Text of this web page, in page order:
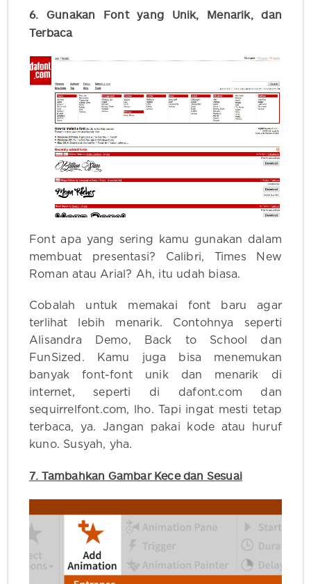
6. Gunakan Font yang Unik, Menarik, dan
Terbaca
Font apa yang sering kamu gunakan dalam
membuat presentasi? Calibri, Times New
Roman atau Arial? Ah, itu udah biasa.
Cobalah untuk memakai font baru agar
terlihat lebih menarik. Contohnya seperti
Alisandra Demo, Back to School dan
FunSized. Kamu juga bisa menemukan
banyak font-font unik dan menarik di
internet, seperti di dafont.com dan
sequirrelfont.com, lho. Tapi ingat mesti tetap
terbaca, ya. Jangan pakai kode atau huruf
kuno. Susyah, yha.
7. Tambahkan Gambar Kece dan Sesuai